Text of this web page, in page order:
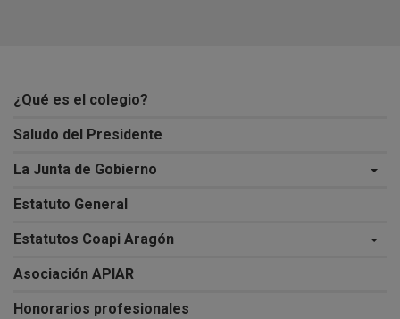
¿Qué es el colegio?
Saludo del Presidente
La Junta de Gobierno
Estatuto General
Estatutos Coapi Aragón
Asociación APIAR
Honorarios profesionales